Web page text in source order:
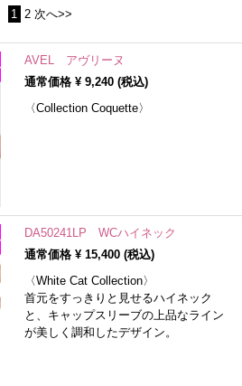
1 2 次へ>>
AVEL アヴリーヌ
通常価格 ¥ 9,240(税込)
〈Collection Coquette〉
DA50241LP WCハイネック
通常価格 ¥ 15,400(税込)
〈White Cat Collection〉
首元をすっきりと見せるハイネック
と、キャップスリーブの上品なライン
が美しく調和したデザイン。